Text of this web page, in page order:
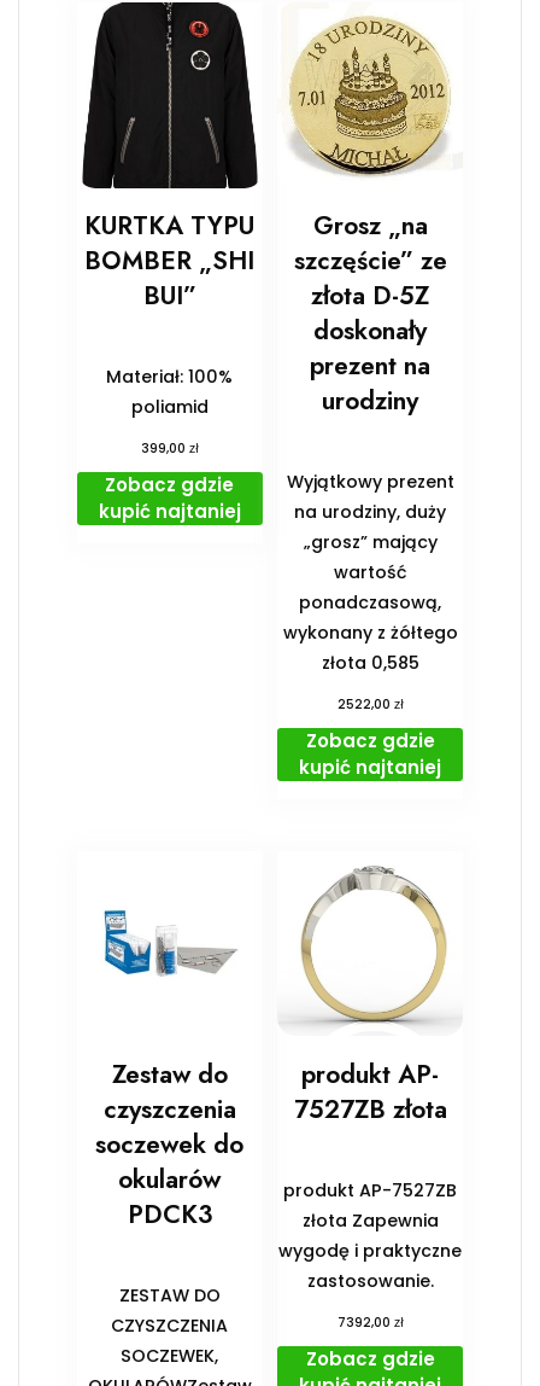
KURTKA TYPU
BOMBER „SHI
BUI”
Materiał: 100%
poliamid
399,00 zł
Zobacz gdzie
kupić najtaniej
Grosz „na
szczęście” ze
złota D-5Z
doskonały
prezent na
urodziny
Wyjątkowy prezent
na urodziny, duży
„grosz” mający
wartość
ponadczasową,
wykonany z żółtego
złota 0,585
2522,00 zł
Zobacz gdzie
kupić najtaniej
Zestaw do
czyszczenia
soczewek do
okularów
PDCK3
ZESTAW DO
CZYSZCZENIA
SOCZEWEK,
produkt AP-
7527ZB złota
produkt AP-7527ZB
złota Zapewnia
wygodę i praktyczne
zastosowanie.
7392,00 zł
Zobacz gdzie